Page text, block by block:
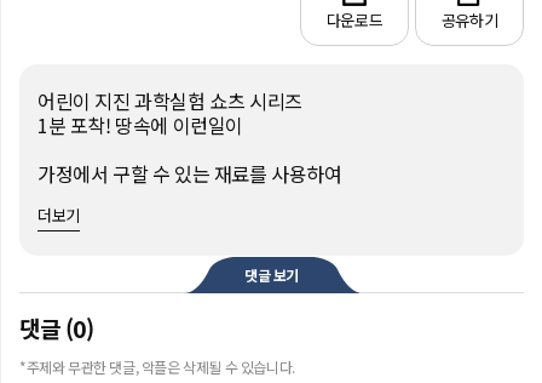
다운로드 공유하기
어린이 지진 과학실험 쇼츠 시리즈
1분 포착! 땅속에 이런일이
가정에서 구할 수 있는 재료를 사용하여
누구나 쉽게 체험할 수 있습니다!
여름 방학을 맞이하여 다들
집에서 직접 체험해보는거 어떠세요~?
<< 제1편 “칼데라의 생성원리” >>
(준비물) 커피가루, 세탁세제, 종이컵 등
더보기
댓글 보기
댓글 (0)
*주제와 무관한 댓글, 악플은 삭제될 수 있습니다.